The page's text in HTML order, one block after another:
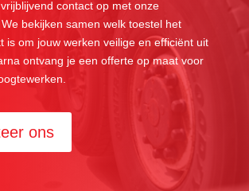
contact op met onze
bekijken samen welk toestel het
is om jouw werken veilige en efficiënt uit
ontvang je een offerte op maat voor
ons